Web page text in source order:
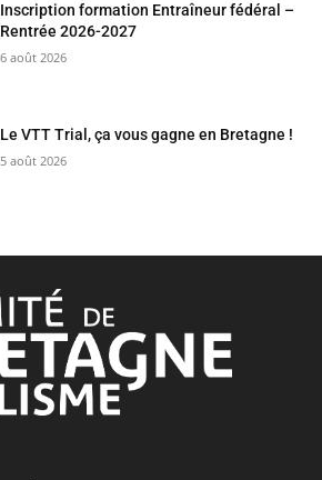
Inscription formation Entraîneur fédéral –
Rentrée 2026-2027
6 août 2026
Le VTT Trial, ça vous gagne en Bretagne !
5 août 2026